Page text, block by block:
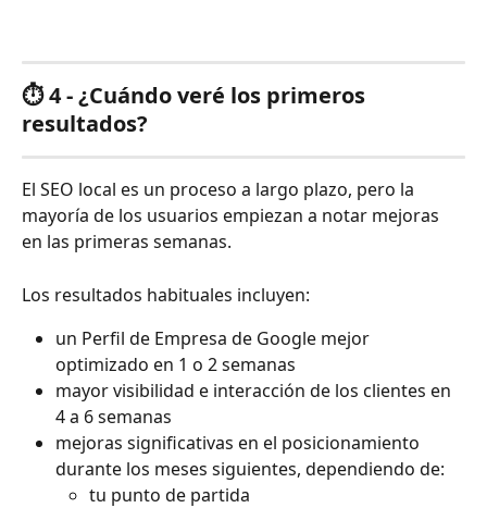
⏱️ 4 - ¿Cuándo veré los primeros
resultados?
El SEO local es un proceso a largo plazo, pero la
mayoría de los usuarios empiezan a notar mejoras
en las primeras semanas.
Los resultados habituales incluyen:
un Perfil de Empresa de Google mejor
optimizado en 1 o 2 semanas
mayor visibilidad e interacción de los clientes en
4 a 6 semanas
mejoras significativas en el posicionamiento
durante los meses siguientes, dependiendo de:
tu punto de partida